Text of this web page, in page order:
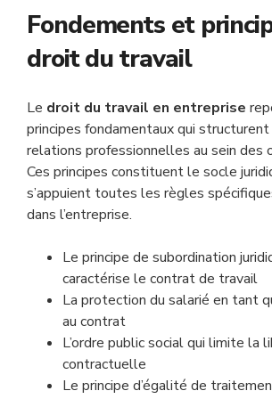
Fondements et
droit du travail
Le droit du travail en entreprise
principes fondamentaux qui structurent
relations professionnelles au sein des
Ces principes constituent le socle
s’appuient toutes les règles
dans l’entreprise.
Le principe de subordination
caractérise le contrat de travail
La protection du salarié en tant
au contrat
L’ordre public social qui limite la
contractuelle
Le principe d’égalité de